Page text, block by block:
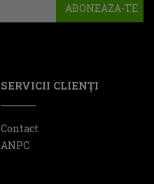
ABONEAZA-TE
SERVICII CLIENŢI
Contact
ANPC